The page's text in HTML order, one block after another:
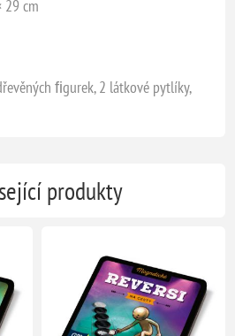
29 cm
ﬁgurek, 2 látkové pytlíky,
produkty